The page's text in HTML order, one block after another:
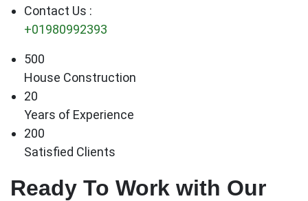
Contact Us :
+01980992393
500
House Construction
20
Years of Experience
200
Satisfied Clients
Ready To Work with Our